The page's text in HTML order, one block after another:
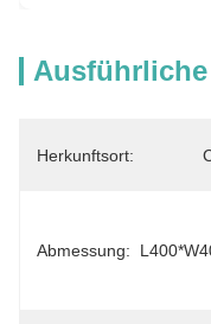
Herkunftsort:
Abmessung: